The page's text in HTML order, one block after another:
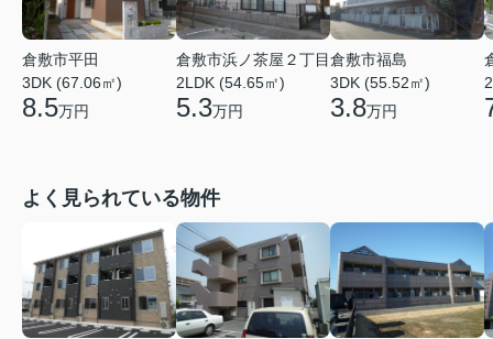
倉敷市平田
3DK (67.06㎡)
8.5万円
倉敷市浜ノ茶屋２丁目
2LDK (54.65㎡)
5.3万円
倉敷市福島
3DK (55.52㎡)
3.8万円
よく見られている物件